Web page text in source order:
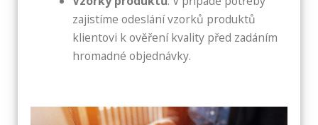
zajistíme odeslání vzorků produktů
klientovi k ověření kvality před zadáním
hromadné objednávky.